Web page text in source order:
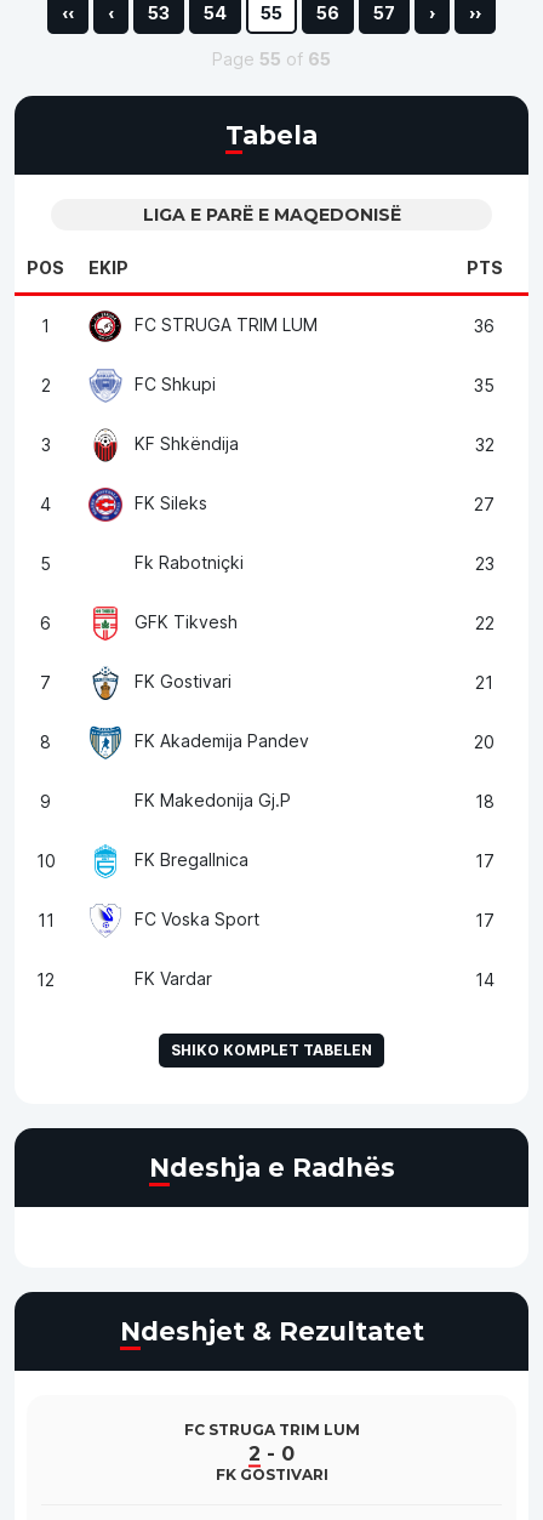
‹‹ ‹ 53 54 55 56 57 › ››
Page 55 of 65
Tabela
LIGA E PARË E MAQEDONISË
POS EKIP PTS
1 FC STRUGA TRIM LUM 36
2 FC Shkupi 35
3 KF Shkëndija 32
4 FK Sileks 27
5 Fk Rabotniçki 23
6 GFK Tikvesh 22
7 FK Gostivari 21
8 FK Akademija Pandev 20
9 FK Makedonija Gj.P 18
10 FK Bregallnica 17
11 FC Voska Sport 17
12 FK Vardar 14
SHIKO KOMPLET TABELEN
Ndeshja e Radhës
Ndeshjet & Rezultatet
FC STRUGA TRIM LUM
2 - 0
FK GOSTIVARI